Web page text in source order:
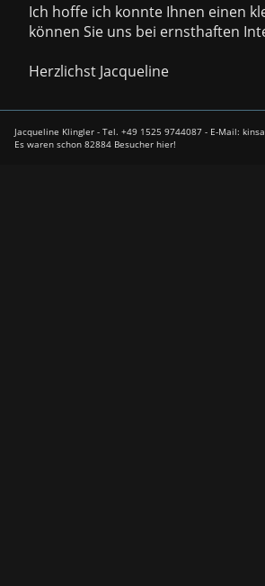
Ich hoffe ich konnte Ihnen einen
können Sie uns bei ernsthaften
Herzlichst Jacqueline
Jacqueline Klingler - Tel. +49 1525 9744087 - E-Mail:
Es waren schon 82884 Besucher hier!